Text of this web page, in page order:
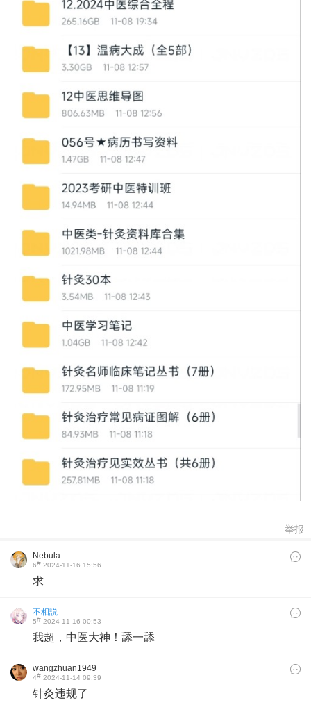
举报
Nebula
6# 2024-11-16 15:56
求
不相説
5# 2024-11-16 00:53
我超，中医大神！舔一舔
wangzhuan1949
4# 2024-11-14 09:39
针灸违规了